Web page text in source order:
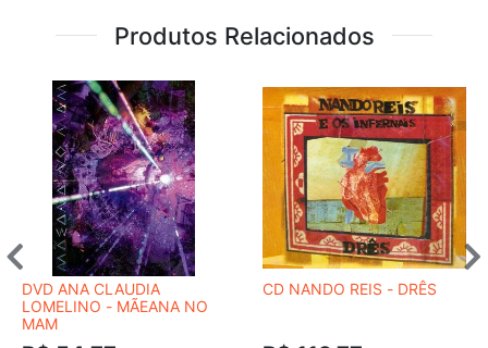
Produtos Relacionados
DVD ANA CLAUDIA
LOMELINO - MÃEANA NO
MAM
CD NANDO REIS - DRÊS